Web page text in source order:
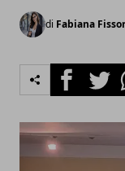
di Fabiana
FacebookTwitter